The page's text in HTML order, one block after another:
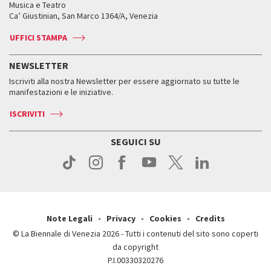
Come raggiungerci
Press
Orari e sedi
Accrediti
Come raggiungerci
Orari e sedi
Biglietti
Accrediti
Come raggiungerci
Contatti
Press
Come raggiungerci
Press
Leone d’oro alla carriera
Leone d’argento
Edizioni passate
Orari e sedi
Biglietti
Servizi al pubblico
Come raggiungerci
Contatti
Biennale College ASAC
ASAC DATI
Storia
Orari e sedi
Musica e Teatro
Ca’ Giustinian, San Marco 1364/A, Venezia
UFFICI STAMPA
NEWSLETTER
Iscriviti alla nostra Newsletter per essere aggiornato su tutte le
manifestazioni e le iniziative.
ISCRIVITI
SEGUICI SU
Note Legali Privacy Cookies
Credits
© La Biennale di Venezia 2026 - Tutti i contenuti del sito sono coperti
da copyright
P.I.00330320276